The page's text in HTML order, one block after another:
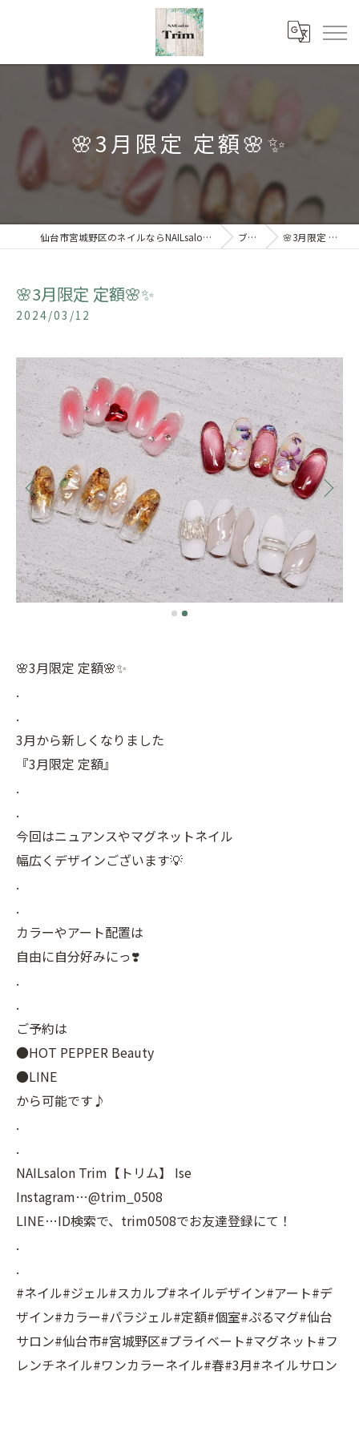
🌸3月限定 定額🌸✨
仙台市宮城野区のネイルならNAILsalon Trim 【トリム】 ブログ 🌸3月限定 定額🌸✨
🌸3月限定 定額🌸✨
2024/03/12
🌸3月限定 定額🌸✨
.
.
3月から新しくなりました
『3月限定 定額』
.
.
今回はニュアンスやマグネットネイル
幅広くデザインございます💡
.
.
カラーやアート配置は
自由に自分好みにっ❣️
.
.
ご予約は
●HOT PEPPER Beauty
●LINE
から可能です♪
.
.
NAILsalon Trim【トリム】 Ise
Instagram…@trim_0508
LINE…ID検索で、trim0508でお友達登録にて！
.
.
#ネイル#ジェル#スカルプ#ネイルデザイン#アート#デ
ザイン#カラー#パラジェル#定額#個室#ぷるマグ#仙台
サロン#仙台市#宮城野区#プライベート#マグネット#フ
レンチネイル#ワンカラーネイル#春#3月#ネイルサロン